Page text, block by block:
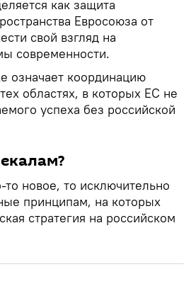
как защита
Евросоюза от
свой взгляд на
современности.
означает координацию
областях, в которых ЕС не
успеха без российской
то новое, то исключительно
принципам, на которых
стратегия на российском